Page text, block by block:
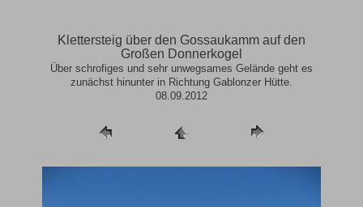
Klettersteig über den Gossaukamm auf den
Großen Donnerkogel
Über schrofiges und sehr unwegsames Gelände geht es
zunächst hinunter in Richtung Gablonzer Hütte.
08.09.2012